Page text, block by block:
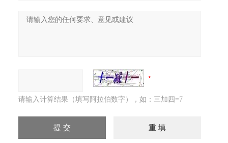
请输入计算结果（填写阿拉伯数字），如：三加四=7